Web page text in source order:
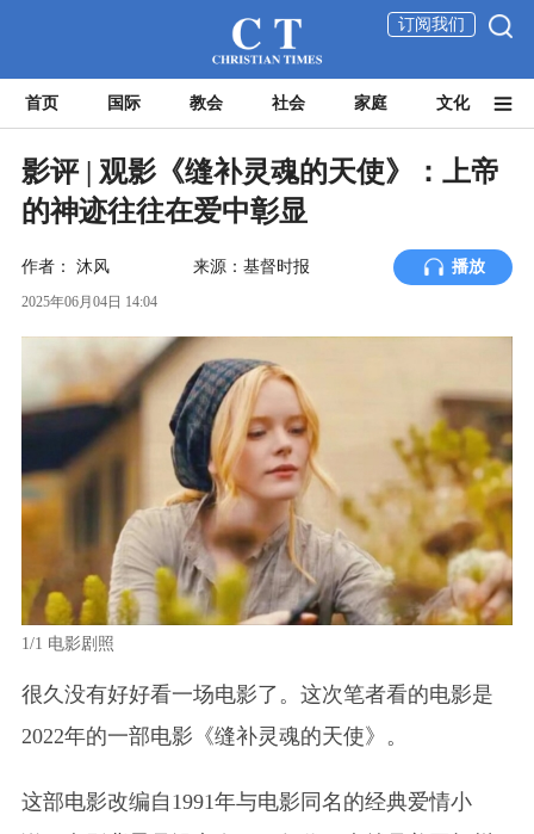
订阅我们
首页 国际 教会 社会 家庭 文化
影评 | 观影《缝补灵魂的天使》：上帝
的神迹往往在爱中彰显
作者： 沐风 来源：基督时报 播放
2025年06月04日 14:04
1/1 电影剧照
很久没有好好看一场电影了。这次笔者看的电影是
2022年的一部电影《缝补灵魂的天使》。
这部电影改编自1991年与电影同名的经典爱情小